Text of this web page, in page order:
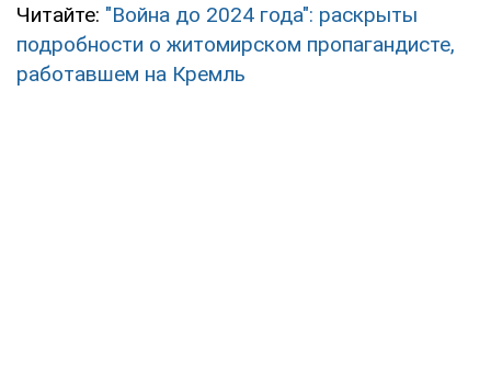
Читайте: "Война до 2024 года": раскрыты
подробности о житомирском пропагандисте,
работавшем на Кремль